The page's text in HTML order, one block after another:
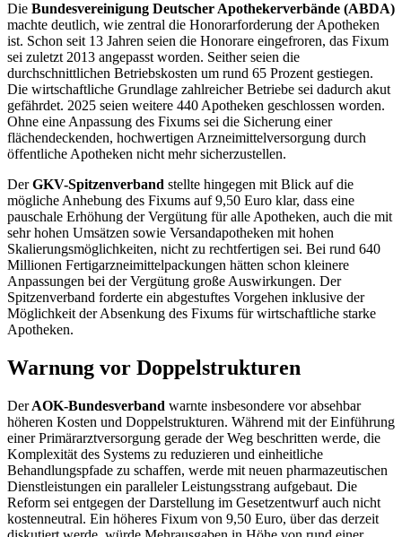
Die Bundesvereinigung Deutscher Apothekerverbände (ABDA)
machte deutlich, wie zentral die Honorarforderung der Apotheken
ist. Schon seit 13 Jahren seien die Honorare eingefroren, das Fixum
sei zuletzt 2013 angepasst worden. Seither seien die
durchschnittlichen Betriebskosten um rund 65 Prozent gestiegen.
Die wirtschaftliche Grundlage zahlreicher Betriebe sei dadurch akut
gefährdet. 2025 seien weitere 440 Apotheken geschlossen worden.
Ohne eine Anpassung des Fixums sei die Sicherung einer
flächendeckenden, hochwertigen Arzneimittelversorgung durch
öffentliche Apotheken nicht mehr sicherzustellen.
DerGKV-Spitzenverband stellte hingegen mit Blick auf die
mögliche Anhebung des Fixums auf 9,50 Euro klar, dass eine
pauschale Erhöhung der Vergütung für alle Apotheken, auch die mit
sehr hohen Umsätzen sowie Versandapotheken mit hohen
Skalierungsmöglichkeiten, nicht zu rechtfertigen sei. Bei rund 640
Millionen Fertigarzneimittelpackungen hätten schon kleinere
Anpassungen bei der Vergütung große Auswirkungen. Der
Spitzenverband forderte ein abgestuftes Vorgehen inklusive der
Möglichkeit der Absenkung des Fixums für wirtschaftliche starke
Apotheken.
Warnung vor Doppelstrukturen
DerAOK-Bundesverband warnte insbesondere vor absehbar
höheren Kosten und Doppelstrukturen. Während mit der Einführung
einer Primärarztversorgung gerade der Weg beschritten werde, die
Komplexität des Systems zu reduzieren und einheitliche
Behandlungspfade zu schaffen, werde mit neuen pharmazeutischen
Dienstleistungen ein paralleler Leistungsstrang aufgebaut. Die
Reform sei entgegen der Darstellung im Gesetzentwurf auch nicht
kostenneutral. Ein höheres Fixum von 9,50 Euro, über das derzeit